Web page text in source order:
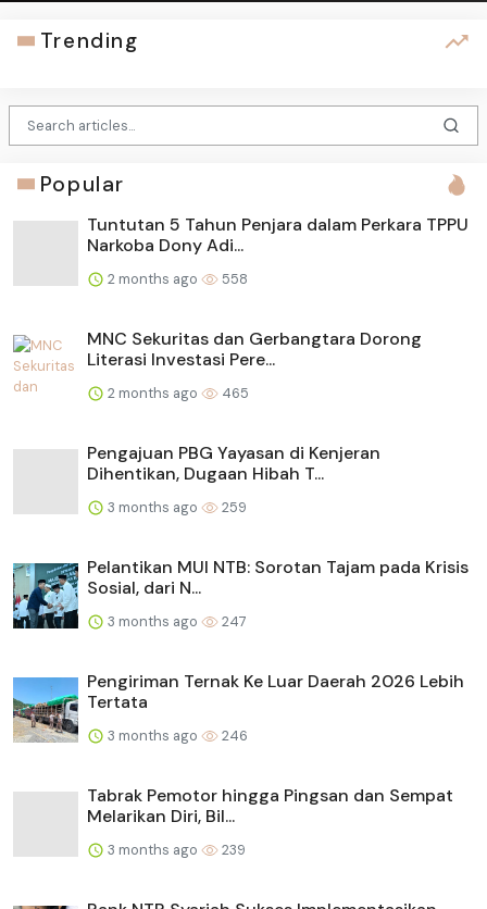
Trending
Popular
Tuntutan 5 Tahun Penjara dalam Perkara TPPU
Narkoba Dony Adi...
2 months ago 558
MNC Sekuritas dan Gerbangtara Dorong
Literasi Investasi Pere...
2 months ago 465
Pengajuan PBG Yayasan di Kenjeran
Dihentikan, Dugaan Hibah T...
3 months ago 259
Pelantikan MUI NTB: Sorotan Tajam pada Krisis
Sosial, dari N...
3 months ago 247
Pengiriman Ternak Ke Luar Daerah 2026 Lebih
Tertata
3 months ago 246
Tabrak Pemotor hingga Pingsan dan Sempat
Melarikan Diri, Bil...
3 months ago 239